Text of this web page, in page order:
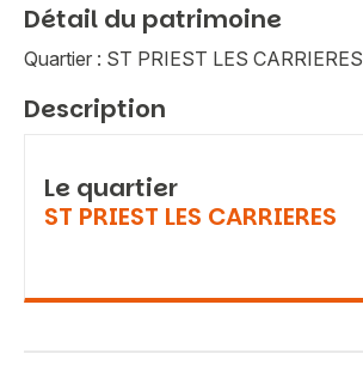
Détail du patrimoine
Quartier : ST PRIEST LES CARRIERES
Description
Le quartier
ST PRIEST LES CARRIERES